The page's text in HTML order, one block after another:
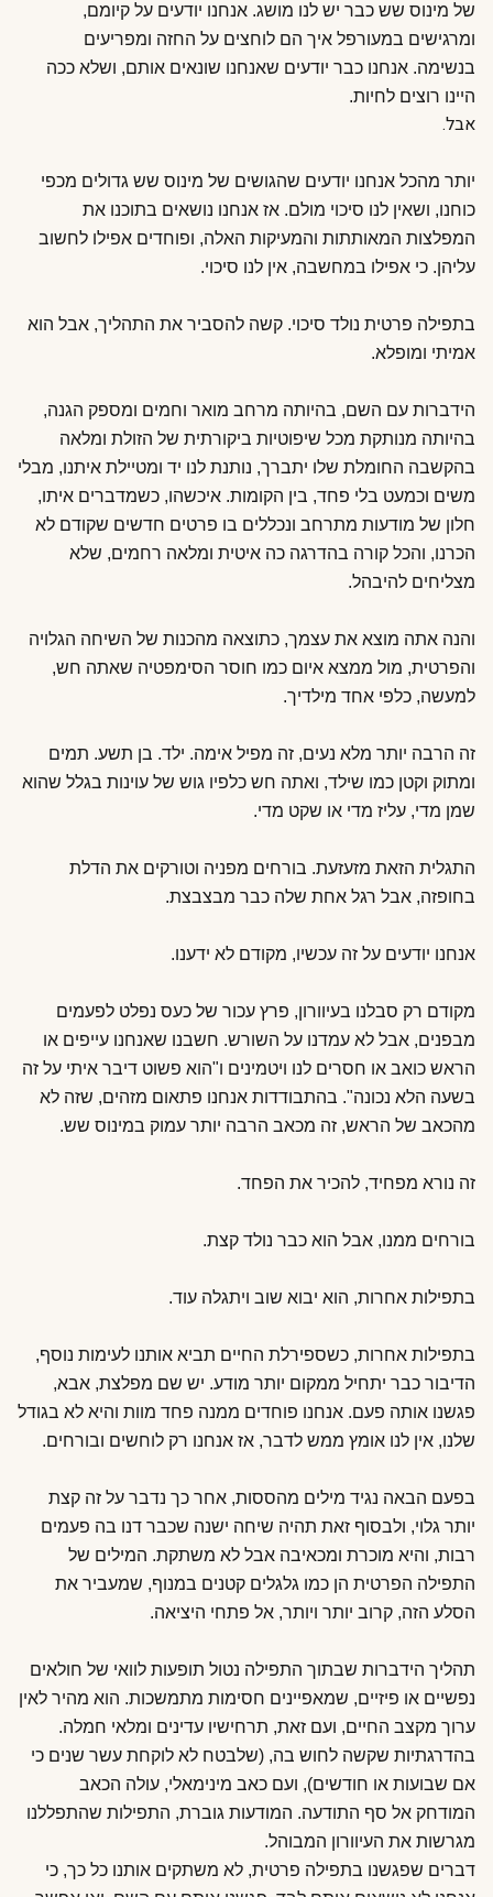
של מינוס שש כבר יש לנו מושג. אנחנו יודעים על קיומם,
ומרגישים במעורפל איך הם לוחצים על החזה ומפריעים
בנשימה. אנחנו כבר יודעים שאנחנו שונאים אותם, ושלא ככה
היינו רוצים לחיות.
אבל.
יותר מהכל אנחנו יודעים שהגושים של מינוס שש גדולים מכפי
כוחנו, ושאין לנו סיכוי מולם. אז אנחנו נושאים בתוכנו את
המפלצות המאותתות והמעיקות האלה, ופוחדים אפילו לחשוב
עליהן. כי אפילו במחשבה, אין לנו סיכוי.
בתפילה פרטית נולד סיכוי. קשה להסביר את התהליך, אבל הוא
אמיתי ומופלא.
הידברות עם השם, בהיותה מרחב מואר וחמים ומספק הגנה,
בהיותה מנותקת מכל שיפוטיות ביקורתית של הזולת ומלאה
בהקשבה החומלת שלו יתברך, נותנת לנו יד ומטיילת איתנו, מבלי
משים וכמעט בלי פחד, בין הקומות. איכשהו, כשמדברים איתו,
חלון של מודעות מתרחב ונכללים בו פרטים חדשים שקודם לא
הכרנו, והכל קורה בהדרגה כה איטית ומלאה רחמים, שלא
מצליחים להיבהל.
והנה אתה מוצא את עצמך, כתוצאה מהכנות של השיחה הגלויה
והפרטית, מול ממצא איום כמו חוסר הסימפטיה שאתה חש,
למעשה, כלפי אחד מילדיך.
זה הרבה יותר מלא נעים, זה מפיל אימה. ילד. בן תשע. תמים
ומתוק וקטן כמו שילד, ואתה חש כלפיו גוש של עוינות בגלל שהוא
שמן מדי, עליז מדי או שקט מדי.
התגלית הזאת מזעזעת. בורחים מפניה וטורקים את הדלת
בחופזה, אבל רגל אחת שלה כבר מבצבצת.
אנחנו יודעים על זה עכשיו, מקודם לא ידענו.
מקודם רק סבלנו בעיוורון, פרץ עכור של כעס נפלט לפעמים
מבפנים, אבל לא עמדנו על השורש. חשבנו שאנחנו עייפים או
הראש כואב או חסרים לנו ויטמינים ו"הוא פשוט דיבר איתי על זה
בשעה הלא נכונה". בהתבודדות אנחנו פתאום מזהים, שזה לא
מהכאב של הראש, זה מכאב הרבה יותר עמוק במינוס שש.
זה נורא מפחיד, להכיר את הפחד.
בורחים ממנו, אבל הוא כבר נולד קצת.
בתפילות אחרות, הוא יבוא שוב ויתגלה עוד.
בתפילות אחרות, כשספירלת החיים תביא אותנו לעימות נוסף,
הדיבור כבר יתחיל ממקום יותר מודע. יש שם מפלצת, אבא,
פגשנו אותה פעם. אנחנו פוחדים ממנה פחד מוות והיא לא בגודל
שלנו, אין לנו אומץ ממש לדבר, אז אנחנו רק לוחשים ובורחים.
בפעם הבאה נגיד מילים מהססות, אחר כך נדבר על זה קצת
יותר גלוי, ולבסוף זאת תהיה שיחה ישנה שכבר דנו בה פעמים
רבות, והיא מוכרת ומכאיבה אבל לא משתקת. המילים של
התפילה הפרטית הן כמו גלגלים קטנים במנוף, שמעביר את
הסלע הזה, קרוב יותר ויותר, אל פתחי היציאה.
תהליך הידברות שבתוך התפילה נטול תופעות לוואי של חולאים
נפשיים או פיזיים, שמאפיינים חסימות מתמשכות. הוא מהיר לאין
ערוך מקצב החיים, ועם זאת, תרחישיו עדינים ומלאי חמלה.
בהדרגתיות שקשה לחוש בה, (שלבטח לא לוקחת עשר שנים כי
אם שבועות או חודשים), ועם כאב מינימאלי, עולה הכאב
המודחק אל סף התודעה. המודעות גוברת, התפילות שהתפללנו
מגרשות את העיוורון המבוהל.
דברים שפגשנו בתפילה פרטית, לא משתקים אותנו כל כך, כי